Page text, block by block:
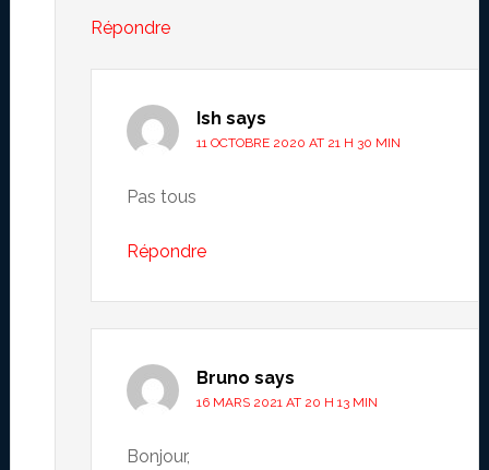
Répondre
Ish says
11 OCTOBRE 2020 AT 21 H 30 MIN
Pas tous
Répondre
Bruno says
16 MARS 2021 AT 20 H 13 MIN
Bonjour,